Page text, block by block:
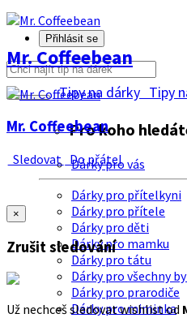
Přihlásit se
Tipy na dárky Tipy
Pro koho
Dárky pro vás
Dárky pro přítelkyni
Dárky pro přítele
Dárky pro děti
Dárky pro mamku
Dárky pro tátu
Dárky pro všechny
Dárky pro prarodiče
Dárky pro miminka
Mr. Coffeebean
Mr. Coffeebean
Sledovat Do přátel
×
Zrušit sledování
Už nechceš sledovat wishlist od